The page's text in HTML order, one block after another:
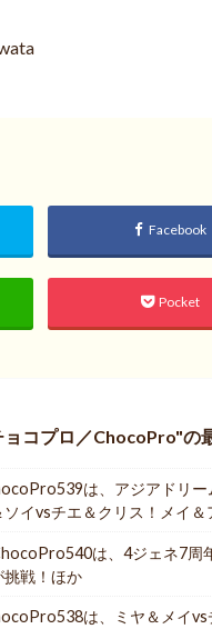
Facebook
Pocket
ョコプロ／ChocoPro の
は、アジアドリ
ソイvsチエ＆クリス！メイ
は、4ジェネ7周
挑戦！ほか
は、ミヤ＆メイ